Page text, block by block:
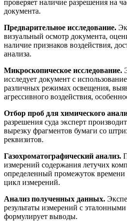
проверяет наличие разрешения на
документа.
Предварительное исследование.
визуальный осмотр документа,
наличие признаков воздействия,
анализа.
Микроскопическое исследование.
исследует документ с
различных режимах освещения,
агрессивного воздействия,
Отбор проб для химического
разрешения суда эксперт
вырезку фрагментов бумаги со
реквизитов.
Газохроматографический анализ.
измерений содержания летучих
определенный промежуток
цикл измерений.
Анализ полученных данных.
результаты измерений с
формулирует выводы.